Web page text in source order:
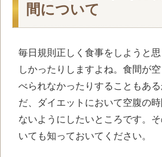
間について
毎日規則正しく食事をしようと
しかったりしますよね。食間が空
べられなかったりすることもあ
だ、ダイエットにおいて空腹の
ないようにしたいところです。
いても知っておいてください。